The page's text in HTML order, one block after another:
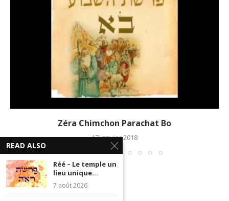
Zéra Chimchon Parachat Bo
17 janvier 2018
READ ALSO
Réé – Le temple un
lieu unique...
7 août 2026